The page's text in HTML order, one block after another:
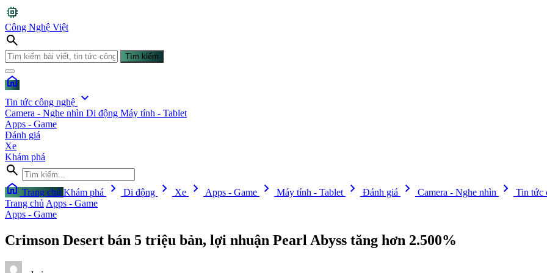
memory
Công Nghệ Việt
search
Tìm kiếm
home
Tin tức công nghệ expand_more
Camera - Nghe nhìn Di động Máy tính - Tablet
Apps - Game
Đánh giá
Xe
Khám phá
search
home Trang chủ Khám phá chevron_right Di động chevron_right Xe chevron_right Apps - Game chevron_right Máy tính - Tablet chevron_right Đánh giá chevron_right Camera - Nghe nhìn chevron_right Tin tức
Trang chủ Apps - Game
Apps - Game
Crimson Desert bán 5 triệu bản, lợi nhuận Pearl Abyss tăng hơn 2.500%